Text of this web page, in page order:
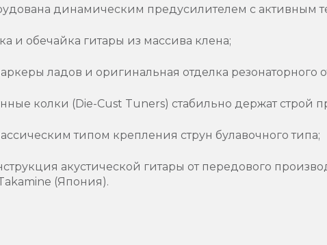
динамическим предусилителем с активным
и обечайка гитары из массива клена;
ладов и оригинальная отделка резонаторного
колки (Die-Cust Tuners) стабильно держат строй
типом крепления струн булавочного типа;
акустической гитары от передового
(Япония).